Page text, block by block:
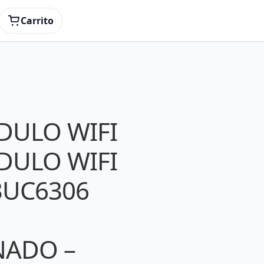
Carrito – Thomson (Other)
WIFI
WIFI
–